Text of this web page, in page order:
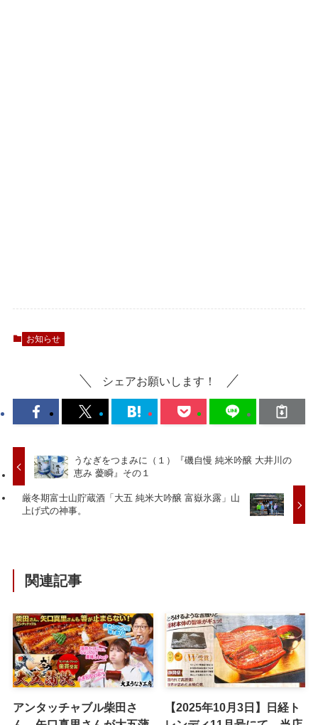
お知らせ
シェアお願いします！
うなぎをつまみに（１）『磯自慢 純米吟醸 大井川の
恵み 薆瞬』その１
厳冬期富士山貯蔵酒「大五 純米大吟醸 富嶽氷露」山
上げ式の神事。
関連記事
アンタッチャブル柴田さ
【2025年10月3日】日経ト